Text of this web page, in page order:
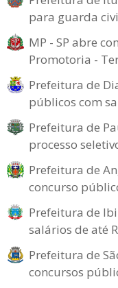
para guarda
MP - SP abre
Promotoria -
Prefeitura de
públicos com
Prefeitura de
processo
Prefeitura de
concurso
Prefeitura de
salários de até
Prefeitura de
concursos